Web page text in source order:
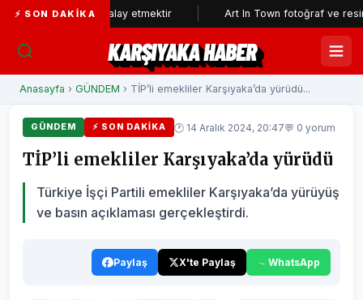
⚡ SON DAKIKA
aklıyla alay etmektir Art In Town fotoğraf ve resim
KARŞIYAKA HABER
Anasayfa › GÜNDEM › TİP’li emekliler Karşıyaka’da yürüdü...
GÜNDEM ⚡ SON DAKIKA 🕐 14 Aralık 2024, 20:47💬 0 yorum
TİP’li emekliler Karşıyaka’da yürüdü
Türkiye İşçi Partili emekliler Karşıyaka’da yürüyüş
ve basın açıklaması gerçekleştirdi.
Paylaş X'te Paylaş WhatsApp